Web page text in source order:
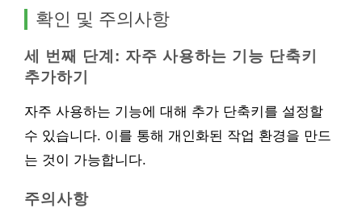
확인 및 주의사항
세 번째 단계: 자주 사용하는 기능 단축키
추가하기
자주 사용하는 기능에 대해 추가 단축키를 설정할
수 있습니다. 이를 통해 개인화된 작업 환경을 만드
는 것이 가능합니다.
주의사항